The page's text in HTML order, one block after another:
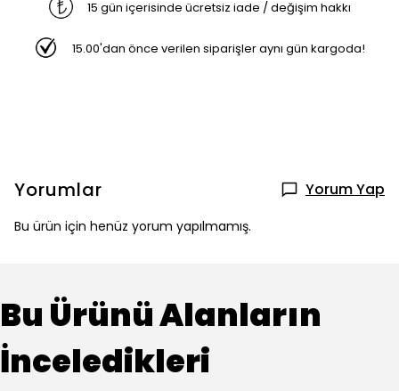
15 gün içerisinde ücretsiz iade / değişim hakkı
15.00'dan önce verilen siparişler aynı gün kargoda!
Yorumlar Yorum Yap
Bu ürün için henüz yorum yapılmamış.
Bu Ürünü Alanların
İnceledikleri